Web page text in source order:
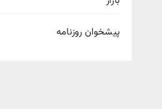
پیشخوان روزنامه